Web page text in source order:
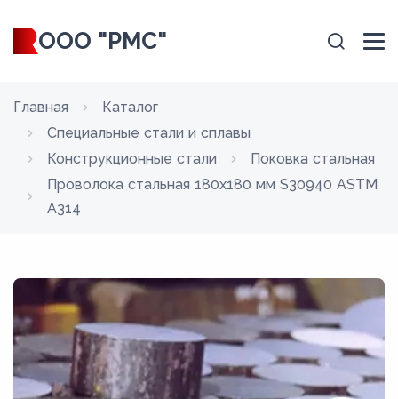
ООО "РМС"
Главная
Каталог
Специальные стали и сплавы
Конструкционные стали
Поковка стальная
Проволока стальная 180х180 мм S30940 ASTM
A314